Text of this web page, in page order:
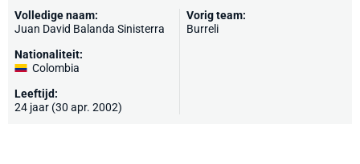
Volledige naam:
Juan David Balanda Sinisterra
Nationaliteit:
Colombia
Leeftijd:
24 jaar (30 apr. 2002)
Vorig team:
Burreli